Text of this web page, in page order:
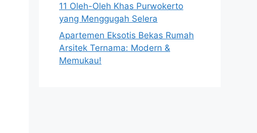
11 Oleh-Oleh Khas Purwokerto
yang Menggugah Selera
Apartemen Eksotis Bekas Rumah
Arsitek Ternama: Modern &
Memukau!